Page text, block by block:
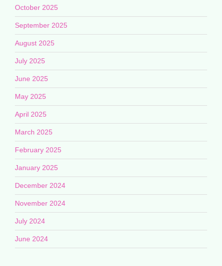
October 2025
September 2025
August 2025
July 2025
June 2025
May 2025
April 2025
March 2025
February 2025
January 2025
December 2024
November 2024
July 2024
June 2024